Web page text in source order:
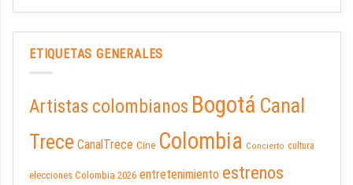
ETIQUETAS GENERALES
Artistas colombianos Bogotá Canal
Trece CanalTrece Cine Colombia Concierto cultura
elecciones Colombia 2026 entretenimiento estrenos